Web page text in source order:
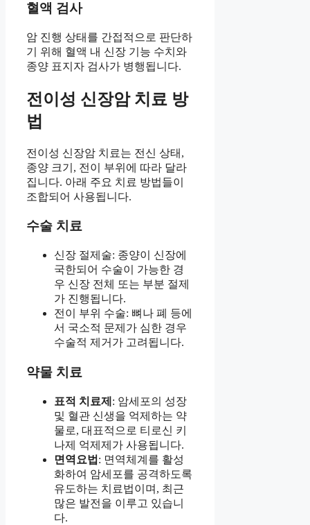
혈액 검사
암 진행 상태를 간접적으로 판단하
기 위해 혈액 내 신장 기능 수치와
종양 표지자 검사가 병행됩니다.
전이성 신장암 치료 방
법
전이성 신장암 치료는 전신 상태,
종양 크기, 전이 부위에 따라 달라
집니다. 아래 주요 치료 방법들이
조합되어 사용됩니다.
수술 치료
신장 절제술: 종양이 신장에
국한되어 수술이 가능한 경
우 신장 전체 또는 부분 절제
가 진행됩니다.
전이 부위 수술: 뼈나 폐 등에
서 국소적 문제가 심한 경우
수술적 제거가 고려됩니다.
약물 치료
표적 치료제 : 암세포의 성장
및 혈관 신생을 억제하는 약
물로, 대표적으로 티로신 키
나제 억제제가 사용됩니다.
면역요법 : 면역체계를 활성
화하여 암세포를 공격하도록
유도하는 치료법이며, 최근
많은 발전을 이루고 있습니
다.